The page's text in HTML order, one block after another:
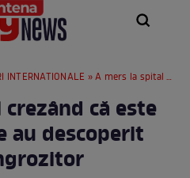
INTERNATIONALE » A mers la spital crezând că este deshidratată. Ce au descoperit medicii a fost îngrozitor
că este
au descoperit